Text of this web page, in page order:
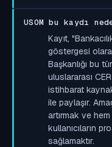
USOM bu kaydı
Kayıt,
göstergesi
Başkanlığı bu
uluslararası
istihbarat
ile paylaşır.
artırmak ve
kullanıcıların
sağlamaktır.